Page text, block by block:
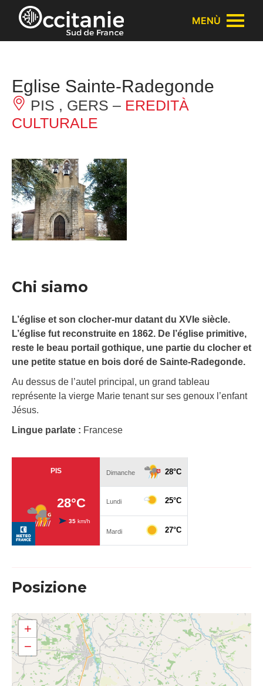
Pannello di gestione dei cookies
MENÙ
Eglise Sainte-Radegonde
PIS , GERS – EREDITÀ
CULTURALE
Chi siamo
L’église et son clocher-mur datant du XVIe siècle.
L’église fut reconstruite en 1862. De l’église primitive,
reste le beau portail gothique, une partie du clocher et
une petite statue en bois doré de Sainte-Radegonde.
Au dessus de l’autel principal, un grand tableau
représente la vierge Marie tenant sur ses genoux l’enfant
Jésus.
Lingue parlate : Francese
Posizione
+
−